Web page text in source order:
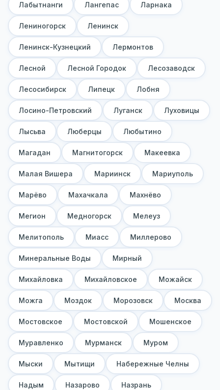
Лабытнанги Лангепас Ларнака
Лениногорск Ленинск
Ленинск-Кузнецкий Лермонтов
Лесной Лесной Городок Лесозаводск
Лесосибирск Липецк Лобня
Лосино-Петровский Луганск Луховицы
Лысьва Люберцы Любытино
Магадан Магнитогорск Макеевка
Малая Вишера Мариинск Мариуполь
Марёво Махачкала Махнёво
Мегион Медногорск Мелеуз
Мелитополь Миасс Миллерово
Минеральные Воды Мирный
Михайловка Михайловское Можайск
Можга Моздок Морозовск Москва
Мостовское Мостовской Мошенское
Муравленко Мурманск Муром
Мыски Мытищи Набережные Челны
Надым Назарово Назрань